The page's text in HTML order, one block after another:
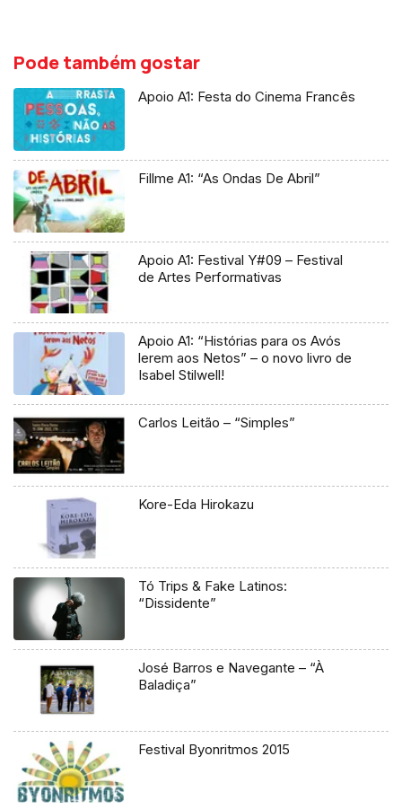
Pode também gostar
Apoio A1: Festa do Cinema Francês
Fillme A1: “As Ondas De Abril”
Apoio A1: Festival Y#09 – Festival
de Artes Performativas
Apoio A1: “Histórias para os Avós
lerem aos Netos” – o novo livro de
Isabel Stilwell!
Carlos Leitão – “Simples”
Kore-Eda Hirokazu
Tó Trips & Fake Latinos:
“Dissidente”
José Barros e Navegante – “À
Baladiça”
Festival Byonritmos 2015